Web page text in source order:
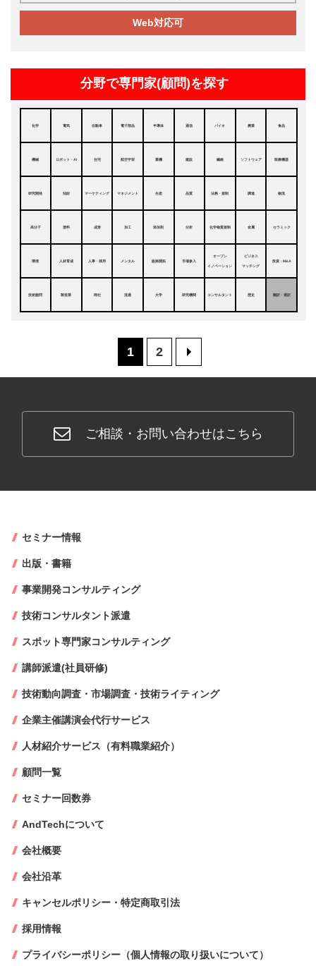
Web対応可
分野で専門家(顧問)を探す
化学 電気 自動車 電子部品 半導体 通信 バイオ 農業 食品
機械 ロボット・AI 住宅 航空宇宙 重機 建設 繊維 ソフトウェア 医療機器
研究開発 知財 マーケティング マネジメント 生産 品質 法務・規制 調達 物流
高分子 塗料 成形 加工 添加剤 分析 化学物質規制 金属 セラミック
環境 人材育成 人事・採用 メンタル 販路開拓 市場参入
オープン
イノベーション
ビジネス
マッチング
投資・M&A
技術顧問 製造業 商社 流通 大学 研究機関 コンサルタント 歴史 翻訳・通訳
1 2 >
ご相談・お問い合わせはこちら
セミナー情報
出版・書籍
事業開発コンサルティング
技術コンサルタント派遣
スポット専門家コンサルティング
講師派遣(社員研修)
技術動向調査・市場調査・技術ライティング
企業主催講演会代行サービス
人材紹介サービス（有料職業紹介）
顧問一覧
セミナー回数券
AndTechについて
会社概要
会社沿革
キャンセルポリシー・特定商取引法
採用情報
プライバシーポリシー（個人情報の取り扱いについて）